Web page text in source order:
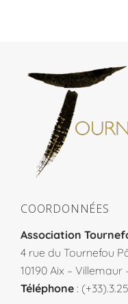
COORDONNÉES
Association
4 rue du Tournefou
10190 Aix – Villemaur
Téléphone :